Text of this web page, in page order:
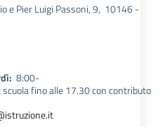
e Pier Luigi Passoni, 9, 10146 -
8:00-
fino alle 17.30 con contributo